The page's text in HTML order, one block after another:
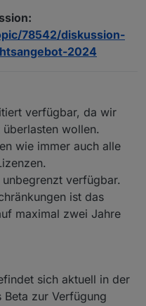
78542/diskussion-
2024
verfügbar, da wir
wollen.
wie immer auch alle
verfügbar.
ist das
maximal zwei Jahre
sich aktuell in der
zur Verfügung